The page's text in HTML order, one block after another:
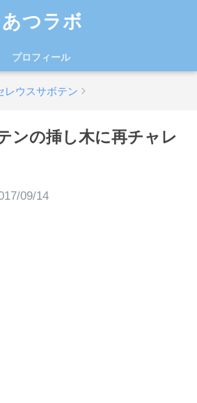
あつラボ
プロフィール
レウスサボテン
ンの挿し木に再チャレ
09/14